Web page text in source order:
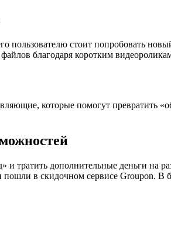
пользователю стоит попробовать
благодаря коротким
которые помогут превратить
тратить дополнительные деньги на
в скидочном сервисе Groupon. В